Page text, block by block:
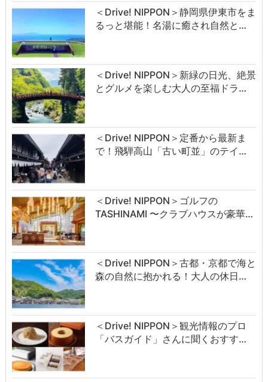
＜Drive! NIPPON＞静岡県伊東市をま
るっと堪能！名湯に癒され自然と…
＜Drive! NIPPON＞新緑の日光、絶景
とグルメを楽しむ大人の至福ドラ…
＜Drive! NIPPON＞定番から最新ま
で！飛騨高山「古い町並」のテイ…
＜Drive! NIPPON＞ゴルフの
TASHINAMI 〜クラブハウスが豪華…
＜Drive! NIPPON＞古都・京都で海と
森の自然に抱かれる！大人の休日…
＜Drive! NIPPON＞観光情報のプロ
「バスガイド」さんに聞くおすす…